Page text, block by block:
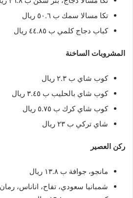
تكا مسالا سمك ب ٥٠.٦ ريال
كباب دجاج كلمي ب ٤٤.٨٥ ريال
المشروبات الساخنة
كوب شاي ب ٢.٣ ريال
كوب شاي بالحليب ب ٣.٤٥ ريال
كوب شاي كرك ب ٥.٧٥ ريال
شاي تركي ب ٢٣ ريال
ركن العصير
مانجو، جوافة ب ١٣.٨ ريال
شمبانيا سعودي، تفاح، اناناس،